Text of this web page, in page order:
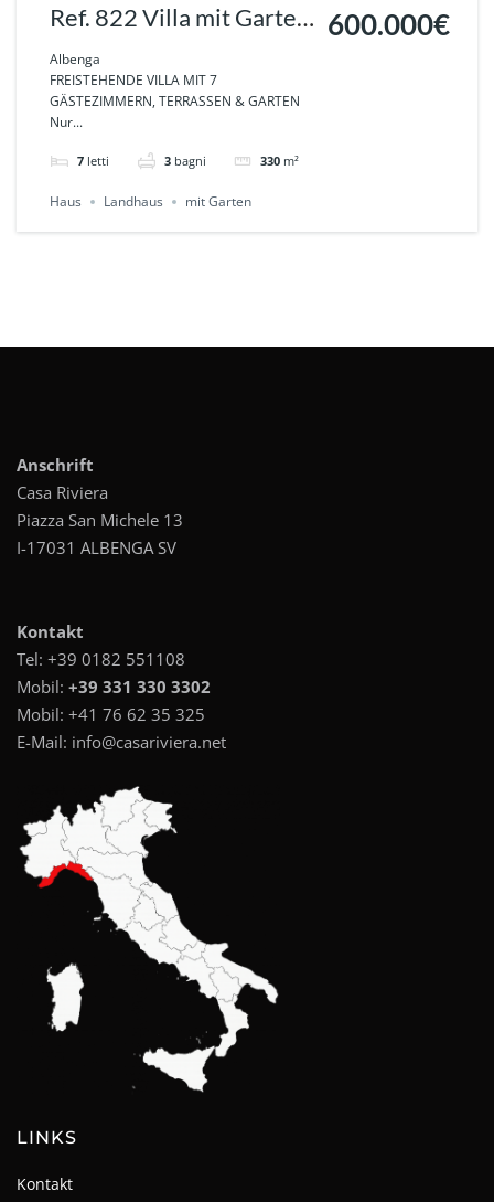
Ref. 822 Villa mit Garten
in ruhiger Lage –
Interessant auch für
Investoren in Albenga
Albenga
FREISTEHENDE VILLA MIT 7
GÄSTEZIMMERN, TERRASSEN & GARTEN
Nur...
7 letti 3 bagni 330 m²
600.000€
Haus Landhaus mit Garten
Anschrift
Casa Riviera
Piazza San Michele 13
I-17031 ALBENGA SV
Kontakt
Tel: +39 0182 551108
Mobil: +39 331 330 3302
Mobil: +41 76 62 35 325
E-Mail: info@casariviera.net
LINKS
Kontakt